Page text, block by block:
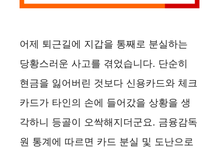
어제 퇴근길에 지갑을 통째로 분실하는
당황스러운 사고를 겪었습니다. 단순히
현금을 잃어버린 것보다 신용카드와 체크
카드가 타인의 손에 들어갔을 상황을 생
각하니 등골이 오싹해지더군요. 금융감독
원 통계에 따르면 카드 분실 및 도난으로